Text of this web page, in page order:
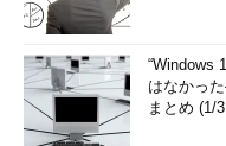
“Windows
はなかっ
まとめ (1/